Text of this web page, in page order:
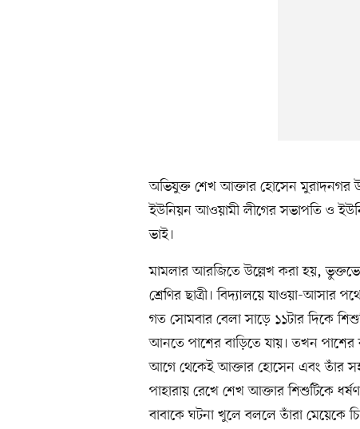
অভিযুক্ত শেখ আক্তার হোসেন মুরাদনগর
ইউনিয়ন আওয়ামী লীগের সভাপতি ও
ভাই।
মামলার আরজিতে উল্লেখ করা হয়,
শ্রেণির ছাত্রী। বিদ্যালয়ে যাওয়া-আসার
গত সোমবার বেলা সাড়ে ১১টার দিকে
আনতে পাশের বাড়িতে যায়। তখন পাশের
আগে থেকেই আক্তার হোসেন এবং তাঁর
পাহারায় রেখে শেখ আক্তার শিশুটিকে
বাবাকে ঘটনা খুলে বললে তাঁরা মেয়েকে